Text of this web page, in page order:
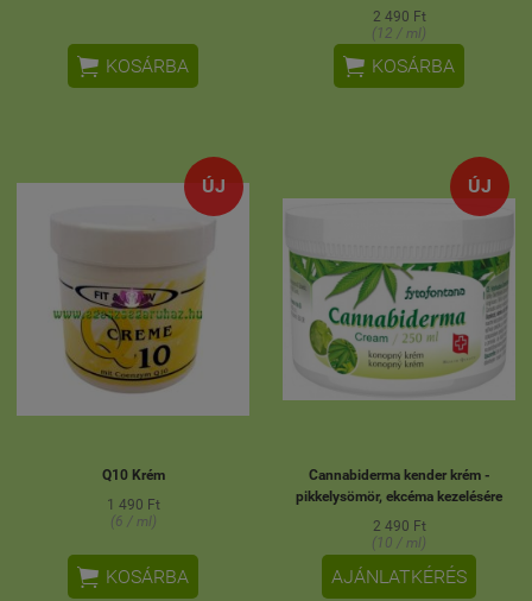
 KOSÁRBA
2 490 Ft
(12 / ml)
 KOSÁRBA
ÚJ
Q10 Krém
1 490 Ft
(6 / ml)
 KOSÁRBA
ÚJ
Cannabiderma kender krém -
pikkelysömör, ekcéma kezelésére
2 490 Ft
(10 / ml)
AJÁNLATKÉRÉS